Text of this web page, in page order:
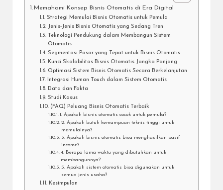
Memahami Konsep Bisnis Otomatis di Era Digital
Strategi Memulai Bisnis Otomatis untuk Pemula
Jenis-Jenis Bisnis Otomatis yang Sedang Tren
Teknologi Pendukung dalam Membangun Sistem
Otomatis
Segmentasi Pasar yang Tepat untuk Bisnis Otomatis
Kunci Skalabilitas Bisnis Otomatis Jangka Panjang
Optimasi Sistem Bisnis Otomatis Secara Berkelanjutan
Integrasi Human Touch dalam Sistem Otomatis
Data dan Fakta
Studi Kasus
(FAQ) Peluang Bisnis Otomatis Terbaik
1. Apakah bisnis otomatis cocok untuk pemula?
2. Apakah butuh kemampuan teknis tinggi untuk
memulainya?
3. Apakah bisnis otomatis bisa menghasilkan pasif
income?
4. Berapa lama waktu yang dibutuhkan untuk
membangunnya?
5. Apakah sistem otomatis bisa digunakan untuk
semua jenis usaha?
Kesimpulan